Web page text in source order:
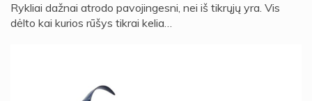
Rykliai dažnai atrodo pavojingesni, nei iš tikrųjų yra. Vis
dėlto kai kurios rūšys tikrai kelia…